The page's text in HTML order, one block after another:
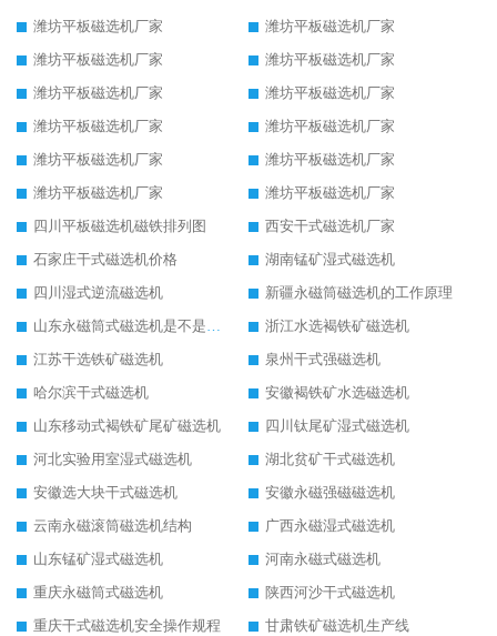
潍坊平板磁选机厂家
潍坊平板磁选机厂家
潍坊平板磁选机厂家
潍坊平板磁选机厂家
潍坊平板磁选机厂家
潍坊平板磁选机厂家
潍坊平板磁选机厂家
潍坊平板磁选机厂家
潍坊平板磁选机厂家
潍坊平板磁选机厂家
潍坊平板磁选机厂家
潍坊平板磁选机厂家
四川平板磁选机磁铁排列图
西安干式磁选机厂家
石家庄干式磁选机价格
湖南锰矿湿式磁选机
四川湿式逆流磁选机
新疆永磁筒磁选机的工作原理
山东永磁筒式磁选机是不是强磁
浙江水选褐铁矿磁选机
江苏干选铁矿磁选机
泉州干式强磁选机
哈尔滨干式磁选机
安徽褐铁矿水选磁选机
山东移动式褐铁矿尾矿磁选机
四川钛尾矿湿式磁选机
河北实验用室湿式磁选机
湖北贫矿干式磁选机
安徽选大块干式磁选机
安徽永磁强磁磁选机
云南永磁滚筒磁选机结构
广西永磁湿式磁选机
山东锰矿湿式磁选机
河南永磁式磁选机
重庆永磁筒式磁选机
陕西河沙干式磁选机
重庆干式磁选机安全操作规程
甘肃铁矿磁选机生产线